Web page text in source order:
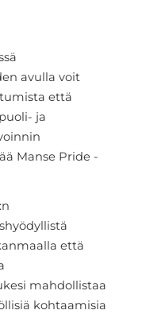
avulla voit
että
ja
Manse Pride -
että
mahdollistaa
kohtaamisia